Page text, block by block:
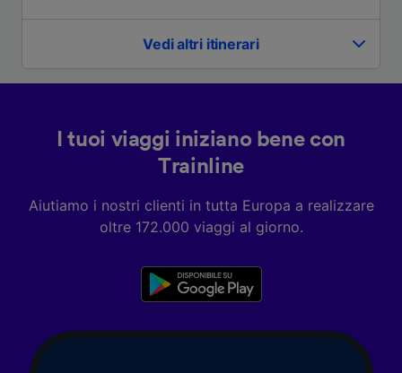
Vedi altri itinerari
I tuoi viaggi iniziano bene con
Trainline
Aiutiamo i nostri clienti in tutta Europa a realizzare
oltre 172.000 viaggi al giorno.
Scansione attiva delle caratteristiche del
dispositivo ai fini dell’identificazione.
accedervi. Pubblicità e contenuti
pubblico, sviluppo di servizi.
Elenco dei partner (fornitori)